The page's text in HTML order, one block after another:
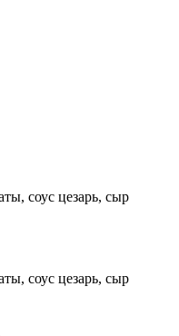
соус цезарь, сыр
соус цезарь, сыр